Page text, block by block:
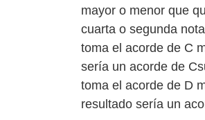
mayor o menor que
cuarta o segunda
toma el acorde de C
sería un acorde de
toma el acorde de D
resultado sería un